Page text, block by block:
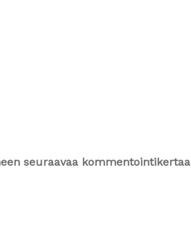
seuraavaa kommentointikertaa